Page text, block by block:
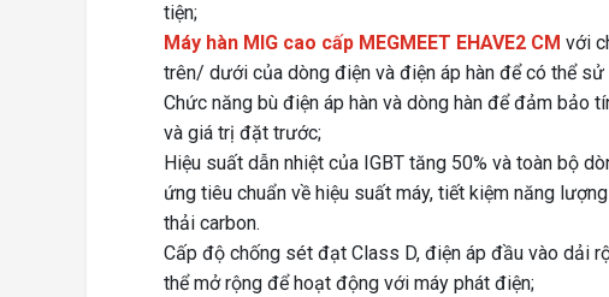
tiện;
Máy hàn MIG cao cấp MEGMEET EHAVE2 CM với
trên/ dưới của dòng điện và điện áp hàn để có thể
Chức năng bù điện áp hàn và dòng hàn để đảm bảo
và giá trị đặt trước;
Hiệu suất dẫn nhiệt của IGBT tăng 50% và toàn bộ
ứng tiêu chuẩn về hiệu suất máy, tiết kiệm năng
thải carbon.
Cấp độ chống sét đạt Class D, điện áp đầu vào dải
thể mở rộng để hoạt động với máy phát điện;